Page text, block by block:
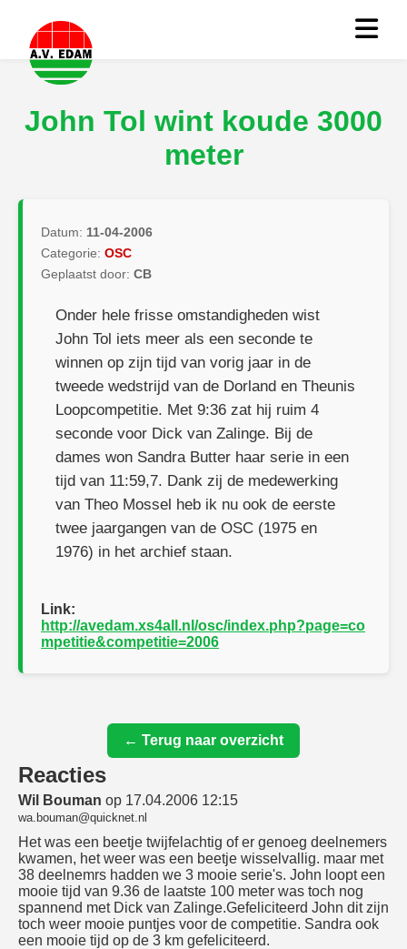
John Tol wint koude 3000
meter
Datum: 11-04-2006
Categorie: OSC
Geplaatst door: CB
Onder hele frisse omstandigheden wist
John Tol iets meer als een seconde te
winnen op zijn tijd van vorig jaar in de
tweede wedstrijd van de Dorland en Theunis
Loopcompetitie. Met 9:36 zat hij ruim 4
seconde voor Dick van Zalinge. Bij de
dames won Sandra Butter haar serie in een
tijd van 11:59,7. Dank zij de medewerking
van Theo Mossel heb ik nu ook de eerste
twee jaargangen van de OSC (1975 en
1976) in het archief staan.
Link:
http://avedam.xs4all.nl/osc/index.php?page=co
mpetitie&competitie=2006
← Terug naar overzicht
Reacties
Wil Bouman op 17.04.2006 12:15
wa.bouman@quicknet.nl
Het was een beetje twijfelachtig of er genoeg deelnemers
kwamen, het weer was een beetje wisselvallig. maar met
38 deelnemrs hadden we 3 mooie serie's. John loopt een
mooie tijd van 9.36 de laatste 100 meter was toch nog
spannend met Dick van Zalinge.Gefeliciteerd John dit zijn
toch weer mooie puntjes voor de competitie. Sandra ook
een mooie tijd op de 3 km gefeliciteerd.